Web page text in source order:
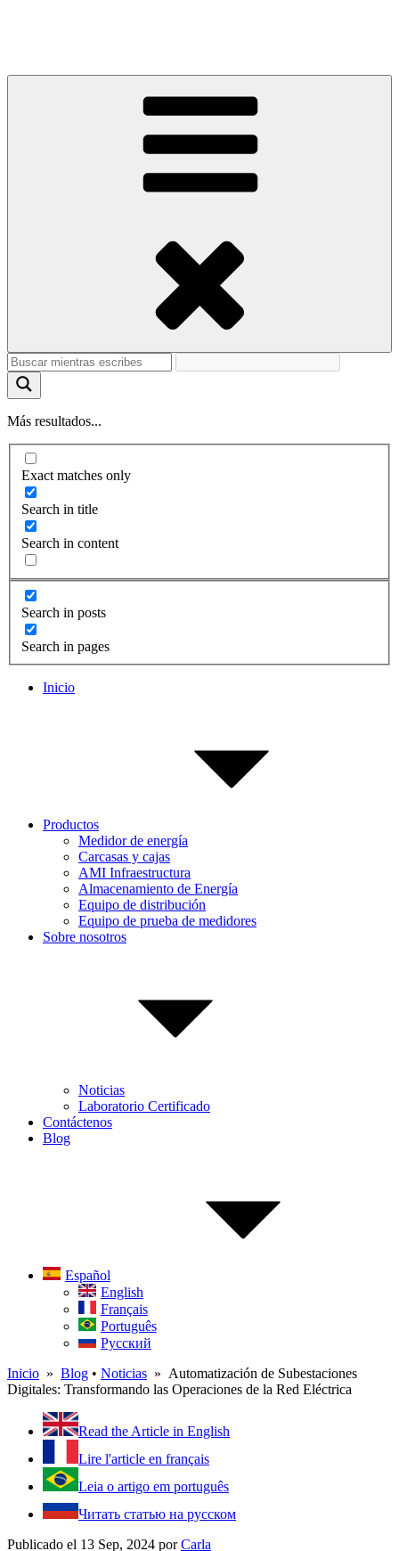
Más resultados...
Exact matches only
Search in title
Search in content
Search in posts
Search in pages
Inicio
Productos
Medidor de energía
Carcasas y cajas
AMI Infraestructura
Almacenamiento de Energía
Equipo de distribución
Equipo de prueba de medidores
Sobre nosotros
Noticias
Laboratorio Certificado
Contáctenos
Blog
Español
English
Français
Português
Русский
Inicio » Blog • Noticias » Automatización de Subestaciones
Digitales: Transformando las Operaciones de la Red Eléctrica
Read the Article in English
Lire l'article en français
Leia o artigo em português
Читать статью на русском
Publicado el 13 Sep, 2024 porCarla